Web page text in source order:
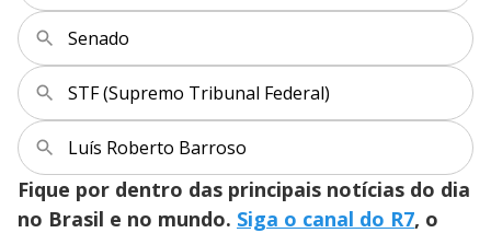
Senado
STF (Supremo Tribunal Federal)
Luís Roberto Barroso
Fique por dentro das principais notícias do dia
no Brasil e no mundo. Siga o canal do R7, o